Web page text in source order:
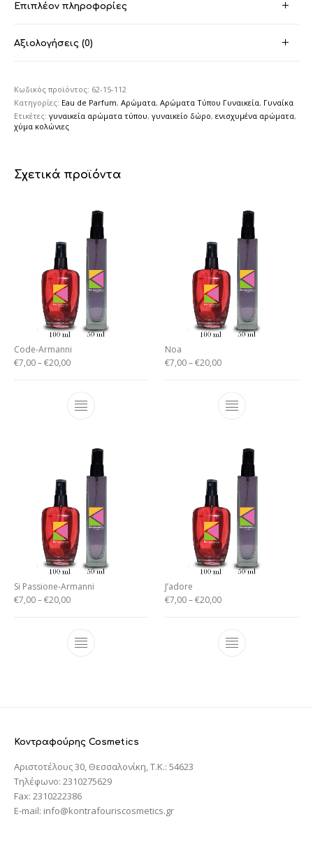
Επιπλέον πληροφορίες
Αξιολογήσεις (0)
Κωδικός προϊόντος: 62-15-112
Κατηγορίες: Eau de Parfum,Αρώματα,Αρώματα Τύπου Γυναικεία, Γυναίκα
Ετικέτες:γυναικεία αρώματα τύπου,γυναικείο δώρο,ενισχυμένα αρώματα,
χύμα κολώνιες
Σχετικά προϊόντα
Code-Armanni
€7,00–€20,00
Noa
€7,00–€20,00
Si Passione-Armanni
€7,00–€20,00
J’adore
€7,00–€20,00
Κοντραφούρης Cosmetics
Αριστοτέλους 30, Θεσσαλονίκη, T.K.: 54623
Τηλέφωνο: 2310275629
Fax: 2310222386
E-mail: info@kontrafouriscosmetics.gr